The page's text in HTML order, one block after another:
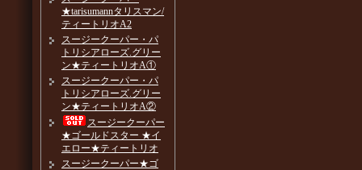
★tarisumannタリスマン/
ティートリオA2
スージークーパー・パ
トリシアローズ.グリー
ン★ティートリオA①
スージークーパー・パ
トリシアローズ.グリー
ン★ティートリオA②
スージークーパー
★ゴールドスター ★イ
エロー★ティートリオ
スージークーパー★ゴ